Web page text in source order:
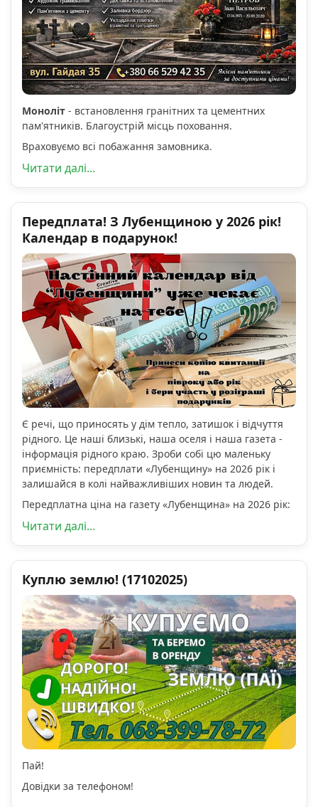
Моноліт - встановлення гранітних та цементних
пам'ятників. Благоустрій місць поховання.
Враховуємо всі побажання замовника.
Читати далі...
Передплата! З Лубенщиною у 2026 рік!
Календар в подарунок!
Є речі, що приносять у дім тепло, затишок і відчуття
рідного. Це наші близькі, наша оселя і наша газета -
інформація рідного краю. Зроби собі цю маленьку
приємність: передплати «Лубенщину» на 2026 рік і
залишайся в колі найважливіших новин та людей.
Передплатна ціна на газету «Лубенщина» на 2026 рік:
Читати далі...
Куплю землю! (17102025)
Пай!
Довідки за телефоном!